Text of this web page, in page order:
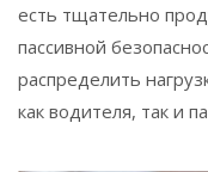
есть тщательно
пассивной
распределить
как водителя, так и